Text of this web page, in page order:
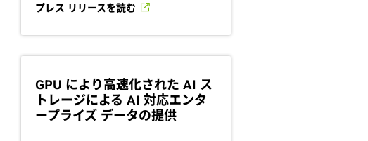
プレス リリースを読む
GPU により高速化された AI ス
トレージによる AI 対応エンタ
ープライズ データの提供